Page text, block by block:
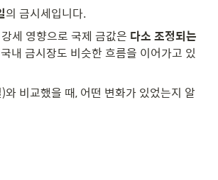
의 금시세입니다.
세 영향으로 국제 금값은 다소 조정되는
내 금시장도 비슷한 흐름을 이어가고 있
비교했을 때, 어떤 변화가 있었는지 알